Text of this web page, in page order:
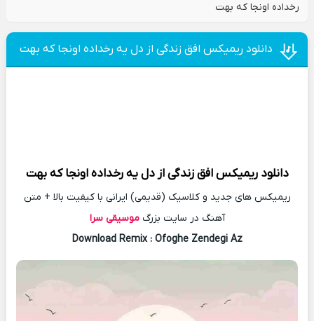
رخداده اونجا که بهت
دانلود ریمیکس افق زندگی از دل یه رخداده اونجا که بهت
دانلودریمیکس افق زندگی از دل یه رخداده اونجا که بهت
ریمیکس های جدید و کلاسیک (قدیمی) ایرانی با کیفیت بالا + متن
آهنگ در سایت بزرگموسیقی سرا
Download Remix : Ofoghe Zendegi Az